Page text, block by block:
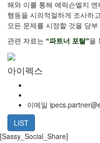
해와 이를 통해 에릭슨엘지
행동을 시의적절하게 조사하
모든 문제를 시정할 것을 당부
관련 자료는 “파트너 포탈”을
아이펙스
이메일
LIST
[Sassy_Social_Share]